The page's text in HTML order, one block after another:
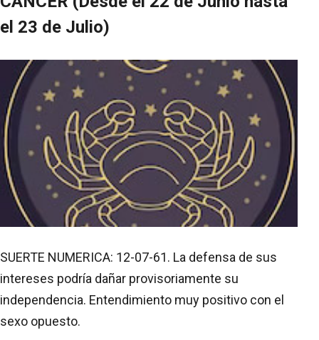
el 23 de Julio)
SUERTE NUMERICA: 12-07-61. La defensa de sus
intereses podría dañar provisoriamente su
independencia. Entendimiento muy positivo con el
sexo opuesto.